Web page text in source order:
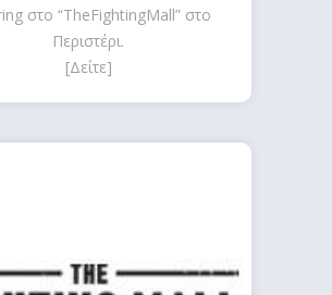
στο “TheFightingMall” στο
Περιστέρι.
[Δείτε]